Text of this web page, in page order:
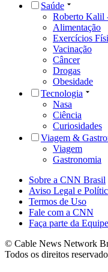
Saúde
Roberto Kalil
Alimentação
Exercícios
Vacinação
Câncer
Drogas
Obesidade
Tecnologia
Nasa
Ciência
Curiosidades
Viagem &
Viagem
Gastronomia
Sobre a CNN Brasil
Aviso Legal e
Termos de Uso
Fale com a CNN
Faça parte da
© Cable News Network
Todos os direitos